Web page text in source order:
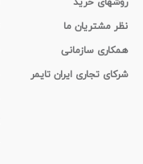
نظر مشتریان ما
همکاری سازمانی
شرکای تجاری ایران تایمر